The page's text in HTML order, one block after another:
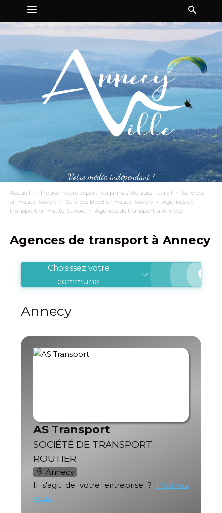
Votre média indépendant !
Accueil Trouver votre expert n’a jamais été aussi facile !
Services
en Haute-Savoie
Services BtoB en Haute-Savoie
Agences de
transport en Haute-Savoie
Agences de transport à Annecy
Agences de transport à Annecy
Choisissez votre
commune
Annecy
AS Transport
SOCIÉTÉ DE TRANSPORT
ROUTIER
Annecy
Il s'agit de votre entreprise ?
Inscrivez
vous !